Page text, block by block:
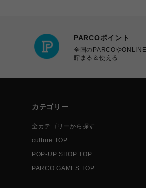
PARCOポイント
全国のPARCOや
貯まる＆使える
カテゴリー
全カテゴリーから探す
culture TOP
POP-UP SHOP TOP
PARCO GAMES TOP